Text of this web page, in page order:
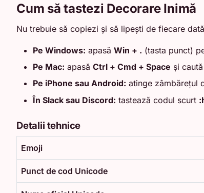
Cum să tastezi Decorare Inimă
Nu trebuie să copiezi și să lipești de fiecare
Pe Windows: apasă Win + . (tasta punct)
Pe Mac: apasă Ctrl + Cmd + Space și caută
Pe iPhone sau Android: atinge zâmbărețul
În Slack sau Discord: tastează codul scurt
Detalii tehnice
Emoji
Punct de cod Unicode